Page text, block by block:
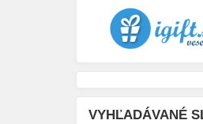
VYHĽADÁVANÉ